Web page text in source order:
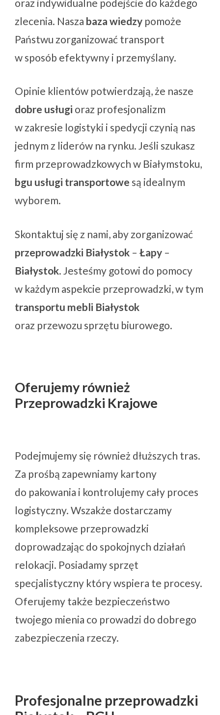
oraz indywidualne podejście do każdego
zlecenia. Nasza baza wiedzy pomoże
Państwu zorganizować transport
w sposób efektywny i przemyślany.
Opinie klientów potwierdzają, że nasze
dobre usługi oraz profesjonalizm
w zakresie logistyki i spedycji czynią nas
jednym z liderów na rynku. Jeśli szukasz
firm przeprowadzkowych w Białymstoku,
bgu usługi transportowe są idealnym
wyborem.
Skontaktuj się z nami, aby zorganizować
przeprowadzki Białystok – Łapy –
Białystok. Jesteśmy gotowi do pomocy
w każdym aspekcie przeprowadzki, w tym
transportu mebli Białystok
oraz przewozu sprzętu biurowego.
Oferujemy również
Przeprowadzki Krajowe
Podejmujemy się również dłuższych tras.
Za prośbą zapewniamy kartony
do pakowania i kontrolujemy cały proces
logistyczny. Wszakże dostarczamy
kompleksowe przeprowadzki
doprowadzając do spokojnych działań
relokacji. Posiadamy sprzęt
specjalistyczny który wspiera te procesy.
Oferujemy także bezpieczeństwo
twojego mienia co prowadzi do dobrego
zabezpieczenia rzeczy.
Profesjonalne przeprowadzki